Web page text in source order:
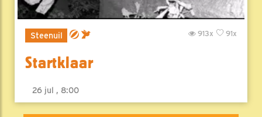
Steenuil 91x
913x
Startklaar
26 jul , 8:00